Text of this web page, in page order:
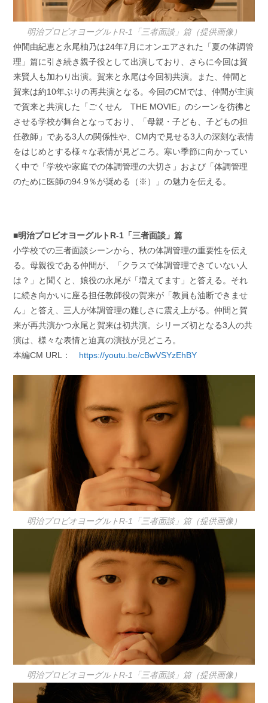
明治プロビオヨーグルトR-1「三者面談」篇（提供画像）
仲間由紀恵と永尾柚乃は24年7月にオンエアされた「夏の体調管
理」篇に引き続き親子役として出演しており、さらに今回は賀
来賢人も加わり出演。賀来と永尾は今回初共演。また、仲間と
賀来は約10年ぶりの再共演となる。今回のCMでは、仲間が主演
で賀来と共演した「ごくせん THE MOVIE」のシーンを彷彿と
させる学校が舞台となっており、「母親・子ども、子どもの担
任教師」である3人の関係性や、CM内で見せる3人の深刻な表情
をはじめとする様々な表情が見どころ。寒い季節に向かってい
く中で「学校や家庭での体調管理の大切さ」および「体調管理
のために医師の94.9％が奨める（※）」の魅力を伝える。
■明治プロビオヨーグルトR-1「三者面談」篇
小学校での三者面談シーンから、秋の体調管理の重要性を伝え
る。母親役である仲間が、「クラスで体調管理できていない人
は？」と聞くと、娘役の永尾が「増えてます」と答える。それ
に続き向かいに座る担任教師役の賀来が「教員も油断できませ
ん」と答え、三人が体調管理の難しさに震え上がる。仲間と賀
来が再共演かつ永尾と賀来は初共演。シリーズ初となる3人の共
演は、様々な表情と迫真の演技が見どころ。
本編CM URL： https://youtu.be/cBwVSYzEhBY
明治プロビオヨーグルトR-1「三者面談」篇（提供画像）
明治プロビオヨーグルトR-1「三者面談」篇（提供画像）